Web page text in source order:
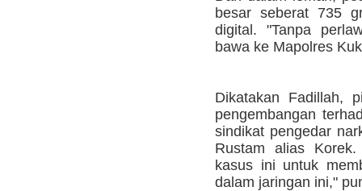
besar seberat 735
digital. "Tanpa
bawa ke Mapolres
Dikatakan Fadillah,
pengembangan
sindikat pengedar
Rustam alias
kasus ini untuk
dalam jaringan ini,"